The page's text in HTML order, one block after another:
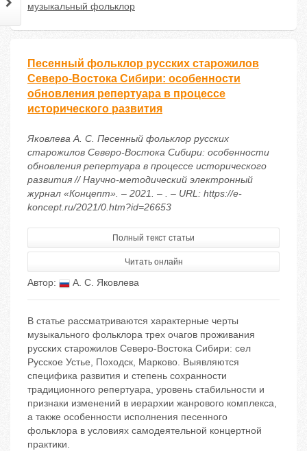
музыкальный фольклор
Песенный фольклор русских старожилов
Северо-Востока Сибири: особенности
обновления репертуара в процессе
исторического развития
Яковлева А. С. Песенный фольклор русских
старожилов Северо-Востока Сибири: особенности
обновления репертуара в процессе исторического
развития // Научно-методический электронный
журнал «Концепт». – 2021. – . – URL: https://e-
koncept.ru/2021/0.htm?id=26653
Полный текст статьи
Читать онлайн
Автор: А. С. Яковлева
В статье рассматриваются характерные черты
музыкального фольклора трех очагов проживания
русских старожилов Северо-Востока Сибири: сел
Русское Устье, Походск, Марково. Выявляются
специфика развития и степень сохранности
традиционного репертуара, уровень стабильности и
признаки изменений в иерархии жанрового комплекса,
а также особенности исполнения песенного
фольклора в условиях самодеятельной концертной
практики.